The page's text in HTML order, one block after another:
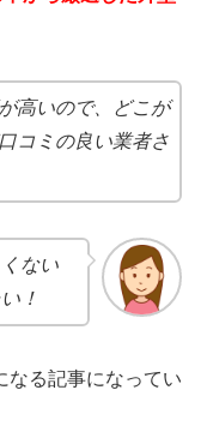
高いので、どこが
コミの良い業者さ
ない
！
なる記事になってい